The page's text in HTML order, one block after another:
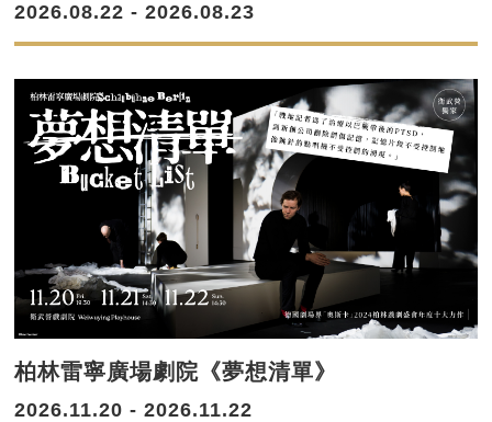
2026.08.22 - 2026.08.23
柏林雷寧廣場劇院《夢想清單》
2026.11.20 - 2026.11.22